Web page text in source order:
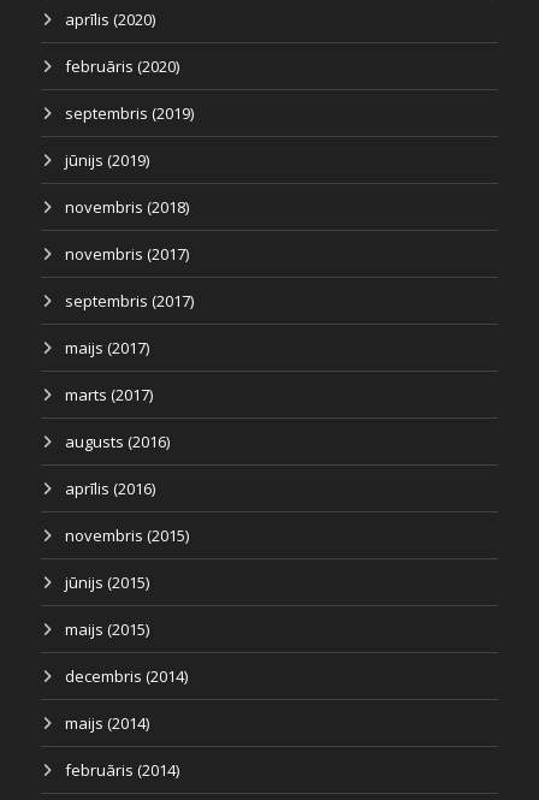
aprīlis (2020)
februāris (2020)
septembris (2019)
jūnijs (2019)
novembris (2018)
novembris (2017)
septembris (2017)
maijs (2017)
marts (2017)
augusts (2016)
aprīlis (2016)
novembris (2015)
jūnijs (2015)
maijs (2015)
decembris (2014)
maijs (2014)
februāris (2014)